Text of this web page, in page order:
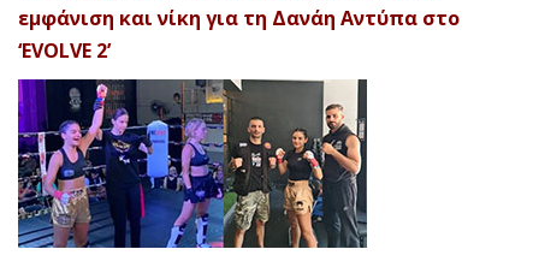
εμφάνιση και νίκη για τη Δανάη Αντύπα στο
‘EVOLVE 2’